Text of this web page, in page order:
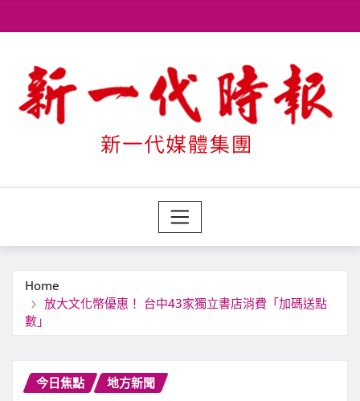
to
Home
放大文化幣優惠！ 台中43家獨立書店消費「加碼送點
數」
今日焦點 地方新聞